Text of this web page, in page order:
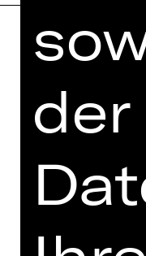
Home
Künstler*innen
Newsletter
Kartenkauf
Abos 26/27
Kontakt
der